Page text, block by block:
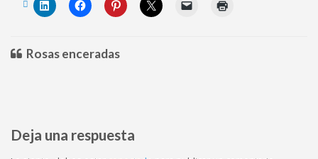
Rosas enceradas
Deja una respuesta